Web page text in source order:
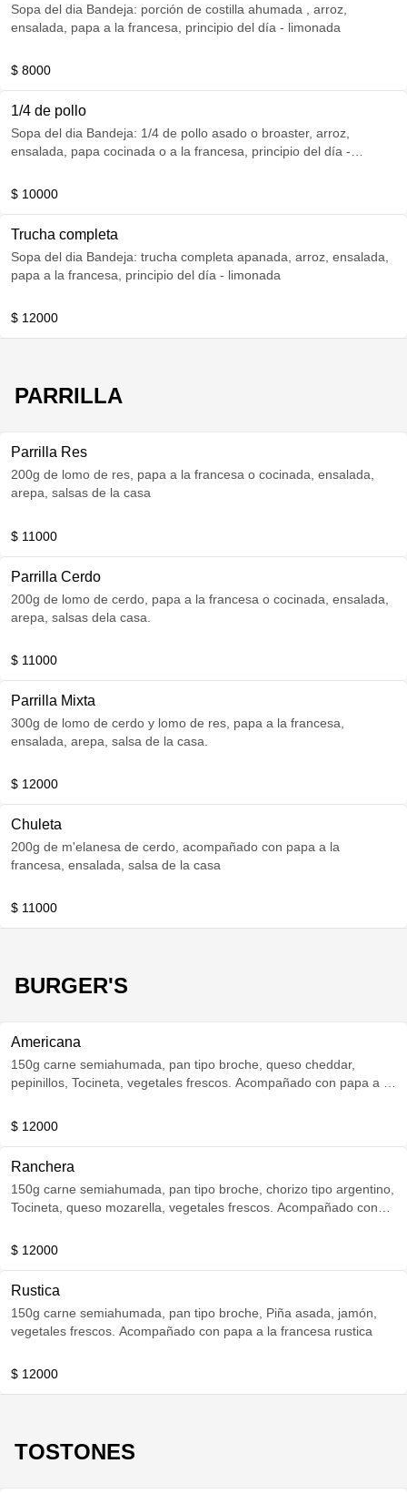
Sopa del dia Bandeja: porción de costilla ahumada , arroz,
ensalada, papa a la francesa, principio del día - limonada
$ 8000
1/4 de pollo
Sopa del dia Bandeja: 1/4 de pollo asado o broaster, arroz,
ensalada, papa cocinada o a la francesa, principio del día -
$ 10000
Trucha completa
Sopa del dia Bandeja: trucha completa apanada, arroz, ensalada,
papa a la francesa, principio del día - limonada
$ 12000
PARRILLA
Parrilla Res
200g de lomo de res, papa a la francesa o cocinada, ensalada,
arepa, salsas de la casa
$ 11000
Parrilla Cerdo
200g de lomo de cerdo, papa a la francesa o cocinada, ensalada,
arepa, salsas dela casa.
$ 11000
Parrilla Mixta
300g de lomo de cerdo y lomo de res, papa a la francesa,
ensalada, arepa, salsa de la casa.
$ 12000
Chuleta
200g de m'elanesa de cerdo, acompañado con papa a la
francesa, ensalada, salsa de la casa
$ 11000
BURGER'S
Americana
150g carne semiahumada, pan tipo broche, queso cheddar,
pepinillos, Tocineta, vegetales frescos. Acompañado con papa a la
$ 12000
Ranchera
150g carne semiahumada, pan tipo broche, chorizo tipo argentino,
Tocineta, queso mozarella, vegetales frescos. Acompañado con
$ 12000
Rustica
150g carne semiahumada, pan tipo broche, Piña asada, jamón,
vegetales frescos. Acompañado con papa a la francesa rustica
$ 12000
TOSTONES